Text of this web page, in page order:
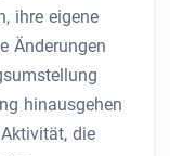
ihre eigene
Änderungen
hinausgehen
die